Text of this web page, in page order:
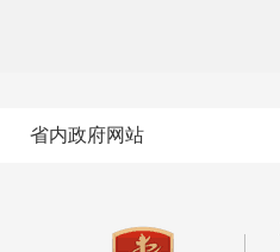
省内政府网站